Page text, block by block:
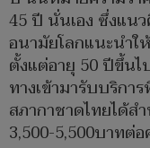
45 ปี นั่นเอง ซึ่งแน
อนามัยโลกแนะนำใ
ตั้งแต่อายุ 50 ปีขึ้นไ
ทางเข้ามารับบริกา
สภากาชาดไทยได้ส
3,500-5,500บาทต่อ